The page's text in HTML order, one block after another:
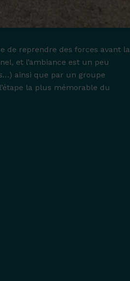
de reprendre des forces avant la
et l’ambiance est un peu
ainsi que par un groupe
la plus mémorable du